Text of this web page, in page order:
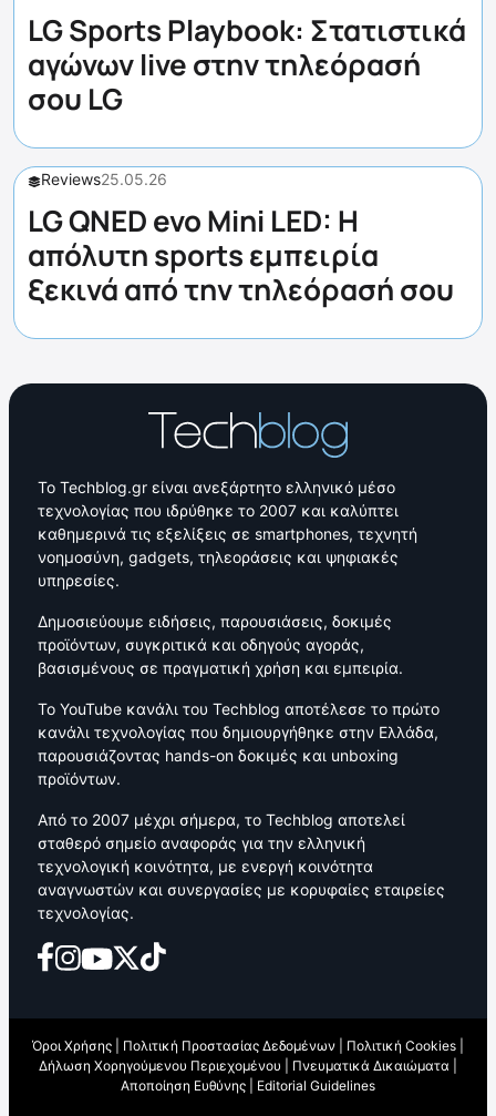
LG Sports Playbook: Στατιστικά
αγώνων live στην τηλεόρασή
σου LG
Reviews25.05.26
LG QNED evo Mini LED: Η
απόλυτη sports εμπειρία
ξεκινά από την τηλεόρασή σου
Το Techblog.gr είναι ανεξάρτητο ελληνικό μέσο
τεχνολογίας που ιδρύθηκε το 2007 και καλύπτει
καθημερινά τις εξελίξεις σε smartphones, τεχνητή
νοημοσύνη, gadgets, τηλεοράσεις και ψηφιακές
υπηρεσίες.
Δημοσιεύουμε ειδήσεις, παρουσιάσεις, δοκιμές
προϊόντων, συγκριτικά και οδηγούς αγοράς,
βασισμένους σε πραγματική χρήση και εμπειρία.
Το YouTube κανάλι του Techblog αποτέλεσε το πρώτο
κανάλι τεχνολογίας που δημιουργήθηκε στην Ελλάδα,
παρουσιάζοντας hands-on δοκιμές και unboxing
προϊόντων.
Από το 2007 μέχρι σήμερα, το Techblog αποτελεί
σταθερό σημείο αναφοράς για την ελληνική
τεχνολογική κοινότητα, με ενεργή κοινότητα
αναγνωστών και συνεργασίες με κορυφαίες εταιρείες
τεχνολογίας.
Όροι Χρήσης Πολιτική Προστασίας Δεδομένων Πολιτική Cookies
Δήλωση Χορηγούμενου Περιεχομένου
Πνευματικά Δικαιώματα
Αποποίηση Ευθύνης
Editorial Guidelines